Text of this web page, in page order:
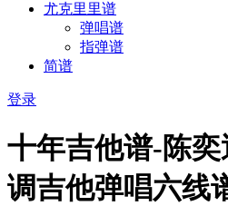
尤克里里谱
弹唱谱
指弹谱
简谱
登录
十年吉他谱-陈
调吉他弹唱六线